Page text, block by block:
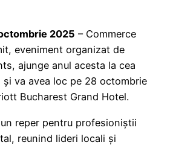
2025 – Commerce
eveniment organizat de
ajunge anul acesta la cea
va avea loc pe 28 octombrie
Bucharest Grand Hotel.
reper pentru profesioniștii
reunind lideri locali și